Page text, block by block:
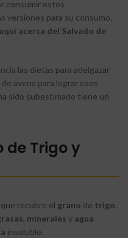
consumir estos
versiones para su consumo.
acerca del Salvado de
las dietas para adelgazar
avena para lograr esos
sido subestimado tiene un
de Trigo y
que recubre el grano de trigo.
, minerales y agua
insoluble.